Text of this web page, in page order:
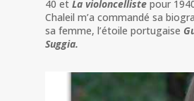
40 et La violoncelliste pour
Chaleil m’a commandé sa
sa femme, l’étoile portugaise
Suggia.